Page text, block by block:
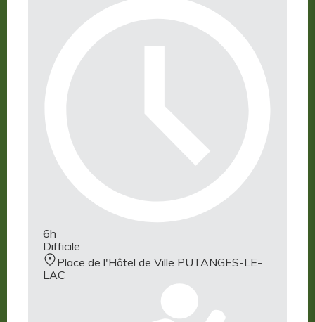
6h
Difficile
Place de l'Hôtel de Ville PUTANGES-LE-
LAC